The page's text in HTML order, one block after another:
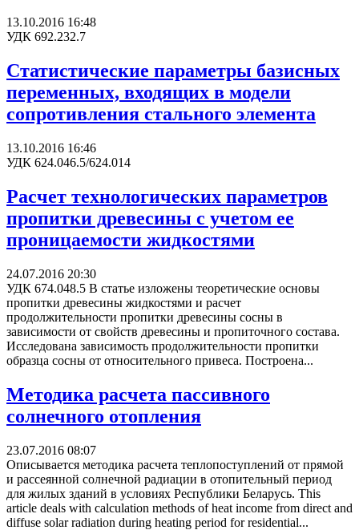
13.10.2016 16:48
УДК 692.232.7
Статистические параметры базисных
переменных, входящих в модели
сопротивления стального элемента
13.10.2016 16:46
УДК 624.046.5/624.014
Расчет технологических параметров
пропитки древесины с учетом ее
проницаемости жидкостями
24.07.2016 20:30
УДК 674.048.5 В статье изложены теоретические основы
пропитки древесины жидкостями и расчет
продолжительности про­питки древесины сосны в
зависимости от свойств древесины и пропиточного состава.
Исследована зависимость про­должительности пропитки
образца сосны от относительного привеса. Построена...
Методика расчета пассивного
солнечного отопления
23.07.2016 08:07
Описывается методика расчета теплопоступлений от прямой
и рассеянной солнечной радиации в отопительный период
для жилых зданий в условиях Республики Беларусь. This
article deals with calculation methods of heat income from direct and
diffuse solar radiation during heating period for residential...